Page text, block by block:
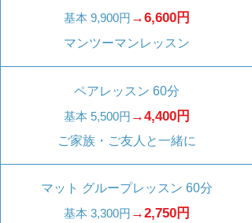
基本 9,900円 →6,600円
マンツーマンレッスン
ペアレッスン 60分
基本 5,500円 →4,400円
ご家族・ご友人と一緒に
マット グループレッスン 60分
基本 3,300円 →2,750円